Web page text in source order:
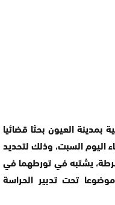
بمدينة العيون بحثا قضائيا
اليوم السبت، وذلك لتحديد
يشتبه في تورطهما في
تحت تدبير الحراسة